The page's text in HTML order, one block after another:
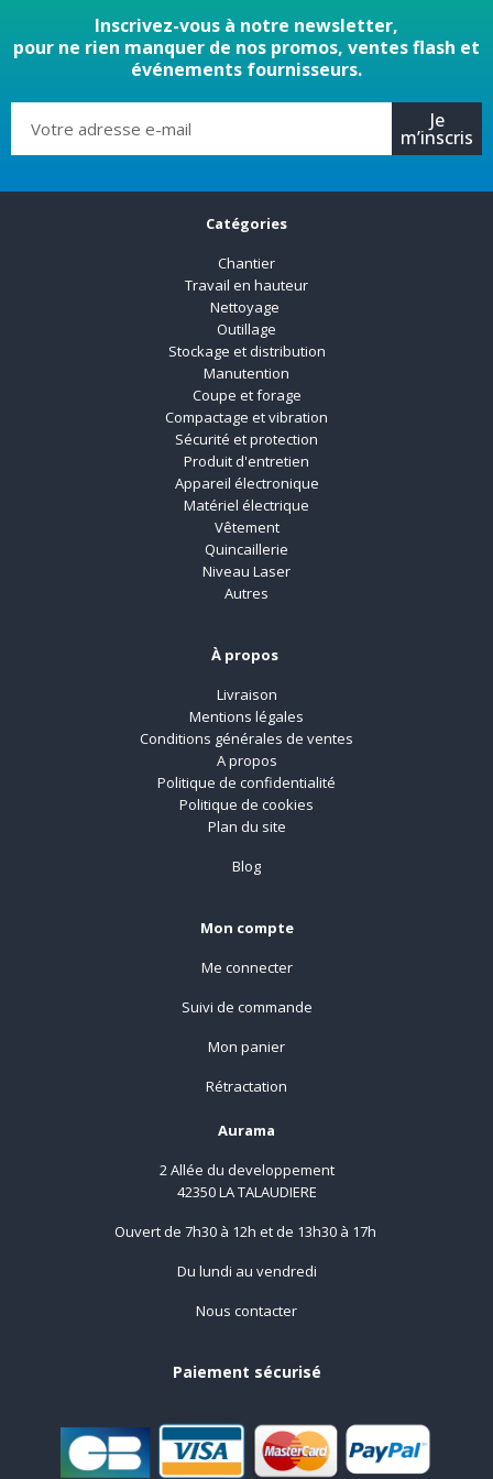
Inscrivez-vous à notre newsletter,
pour ne rien manquer de nos promos, ventes flash et
événements fournisseurs.
Je
m’inscris
Catégories
Chantier
Travail en hauteur
Nettoyage
Outillage
Stockage et distribution
Manutention
Coupe et forage
Compactage et vibration
Sécurité et protection
Produit d'entretien
Appareil électronique
Matériel électrique
Vêtement
Quincaillerie
Niveau Laser
Autres
À propos
Livraison
Mentions légales
Conditions générales de ventes
A propos
Politique de confidentialité
Politique de cookies
Plan du site
Blog
Mon compte
Me connecter
Suivi de commande
Mon panier
Rétractation
Aurama
2 Allée du developpement
42350 LA TALAUDIERE
Ouvert de 7h30 à 12h et de 13h30 à 17h
Du lundi au vendredi
Nous contacter
Paiement sécurisé